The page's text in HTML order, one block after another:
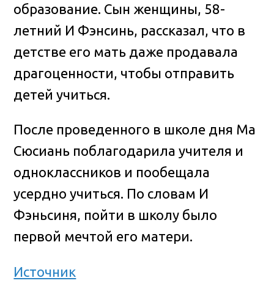
образование. Сын женщины, 58-
летний И Фэнсинь, рассказал, что в
детстве его мать даже продавала
драгоценности, чтобы отправить
детей учиться.
После проведенного в школе дня Ма
Сюсиань поблагодарила учителя и
одноклассников и пообещала
усердно учиться. По словам И
Фэньсиня, пойти в школу было
первой мечтой его матери.
Источник